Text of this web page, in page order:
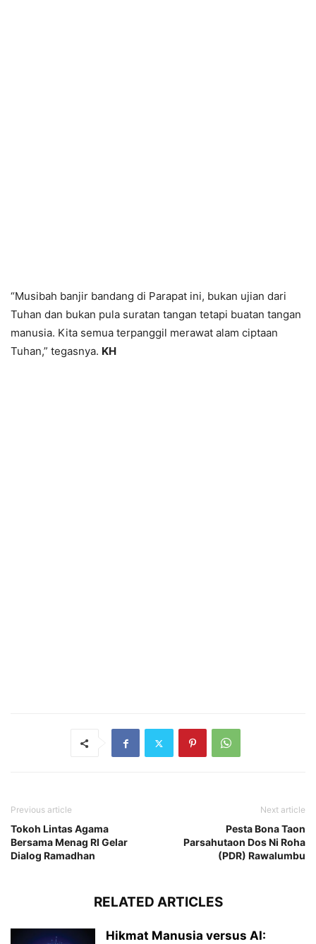
“Musibah banjir bandang di Parapat ini, bukan ujian dari
Tuhan dan bukan pula suratan tangan tetapi buatan tangan
manusia. Kita semua terpanggil merawat alam ciptaan
Tuhan,” tegasnya. KH
Previous article
Tokoh Lintas Agama
Bersama Menag RI Gelar
Dialog Ramadhan
Next article
Pesta Bona Taon
Parsahutaon Dos Ni Roha
(PDR) Rawalumbu
RELATED ARTICLES
Hikmat Manusia versus AI: